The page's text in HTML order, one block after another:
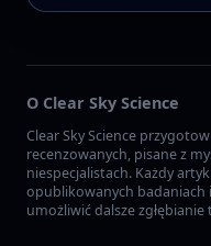
O Clear Sky Science
Clear Sky Science
recenzowanych, pisane z
niespecjalistach. Każdy
opublikowanych badaniach
umożliwić dalsze